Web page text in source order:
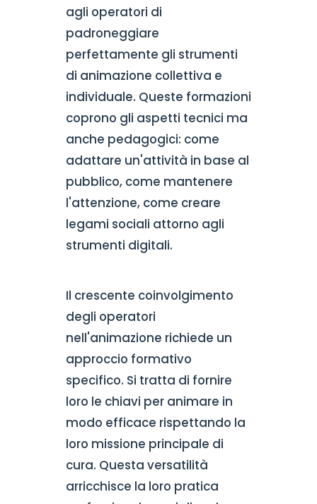
agli operatori di
padroneggiare
perfettamente gli strumenti
di animazione collettiva e
individuale. Queste formazioni
coprono gli aspetti tecnici ma
anche pedagogici: come
adattare un'attività in base al
pubblico, come mantenere
l'attenzione, come creare
legami sociali attorno agli
strumenti digitali.
Il crescente coinvolgimento
degli operatori
nell'animazione richiede un
approccio formativo
specifico. Si tratta di fornire
loro le chiavi per animare in
modo efficace rispettando la
loro missione principale di
cura. Questa versatilità
arricchisce la loro pratica